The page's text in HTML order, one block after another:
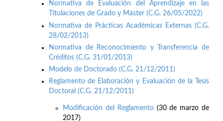
Normativa de Evaluación del Aprendizaje en las
Titulaciones de Grado y Máster (C.G. 26/05/2022)
Normativa de Prácticas Académicas Externas (C.G.
28/02/2013)
Normativa de Reconocimiento y Transferencia de
Créditos (C.G. 31/01/2013)
Modelo de Doctorado (C.G. 21/12/2011)
Reglamento de Elaboración y Evaluación de la Tesis
Doctoral (C.G. 21/12/2011)
Modificación del Reglamento(30 de marzo de
2017)